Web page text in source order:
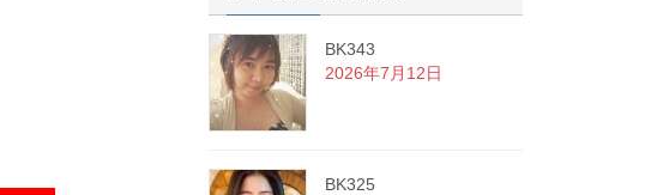
BK343
2026年7月12日
BK325